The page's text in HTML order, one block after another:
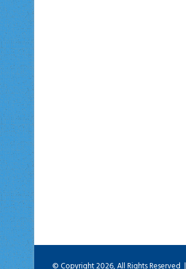
© Copyright 2026, All Rights Reserved |